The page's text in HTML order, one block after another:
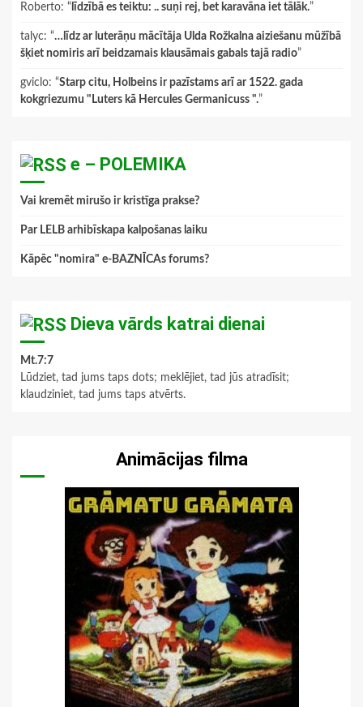
Roberto: “ līdzībā es teiktu: .. suņi rej, bet karavāna iet tālāk.”
talyc: “…līdz ar luterāņu mācītāja Ulda Rožkalna aiziešanu mūžībā
šķiet nomiris arī beidzamais klausāmais gabals tajā radio”
gviclo: “Starp citu, Holbeins ir pazīstams arī ar 1522. gada
kokgriezumu "Luters kā Hercules Germanicuss ".”
e – POLEMIKA
Vai kremēt mirušo ir kristīga prakse?
Par LELB arhibīskapa kalpošanas laiku
Kāpēc "nomira" e-BAZNĪCAs forums?
Dieva vārds katrai dienai
Mt.7:7
Lūdziet, tad jums taps dots; meklējiet, tad jūs atradīsit;
klaudziniet, tad jums taps atvērts.
Animācijas filma